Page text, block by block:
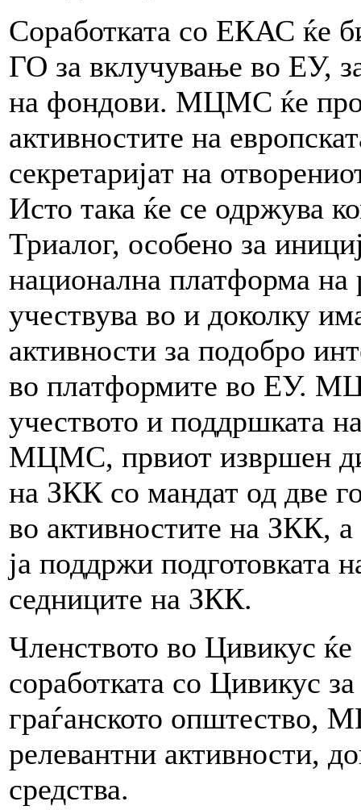
Соработката со ЕКАС ќе
ГО за вклучување во ЕУ,
на фондови. МЦМС ќе
активностите на
секретаријат на
Исто така ќе се одржува
Триалог, особено за
национална платформа
учествува во и доколку
активности за подобро
во платформите во ЕУ.
учеството и поддршката
МЦМС, првиот извршен
на ЗКК со мандат од две
во активностите на ЗКК,
ја поддржи подготовката
седниците на ЗКК.
Членството во Цивикус
соработката со Цивикус
граѓанското општество,
релевантни активности,
средства.